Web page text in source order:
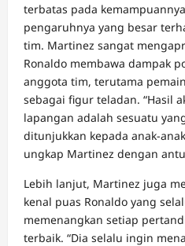
terbatas pada
pengaruhnya yang besar
tim. Martinez sangat
Ronaldo membawa dampak
anggota tim, terutama
sebagai figur teladan. “Hasil
lapangan adalah sesuatu
ditunjukkan kepada anak-
ungkap Martinez dengan
Lebih lanjut, Martinez juga
kenal puas Ronaldo yang
memenangkan setiap
terbaik. “Dia selalu ingin